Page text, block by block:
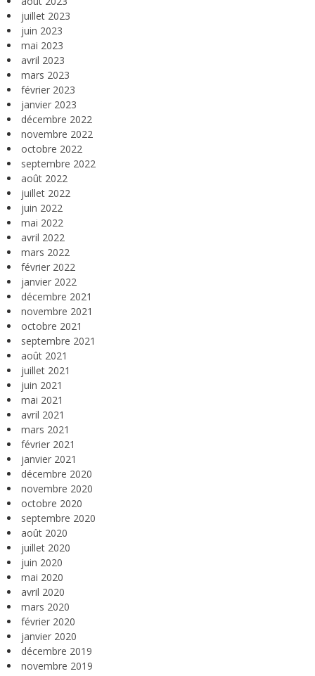
juillet 2023
juin 2023
mai 2023
avril 2023
mars 2023
février 2023
janvier 2023
décembre 2022
novembre 2022
octobre 2022
septembre 2022
août 2022
juillet 2022
juin 2022
mai 2022
avril 2022
mars 2022
février 2022
janvier 2022
décembre 2021
novembre 2021
octobre 2021
septembre 2021
août 2021
juillet 2021
juin 2021
mai 2021
avril 2021
mars 2021
février 2021
janvier 2021
décembre 2020
novembre 2020
octobre 2020
septembre 2020
août 2020
juillet 2020
juin 2020
mai 2020
avril 2020
mars 2020
février 2020
janvier 2020
décembre 2019
novembre 2019